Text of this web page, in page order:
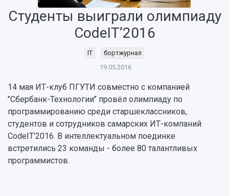
Об университете
История
Ключевые факты
Рейтинги
Руководство
Наблюдательный совет
Новости
Главные новости
Бортжурнал
Объявления
События
СМИ об университете
Образование
Почему я выбираю Самарский университет?
Абитуриенту
Бакалавриат и специалитет
Магистратура
Аспирантура
Формы обучения
Научно-исследовательская деятельность
Основные научные направления
Научные школы и ведущие научные коллективы
Диссертационные советы
Подготовка научных кадров
Конкурс на замещение должностей научных
работников
Студенты выиграли олимпиаду
CodeIT’2016
IT
бортжурнал
19.05.2016
14 мая ИТ-клуб ПГУТИ совместно с компанией
"Сбербанк-Технологии" провёл олимпиаду по
программированию среди старшеклассников,
студентов и сотрудников самарских ИТ-компаний
CodeIT’2016. В интеллектуальном поединке
встретились 23 команды - более 80 талантливых
программистов.